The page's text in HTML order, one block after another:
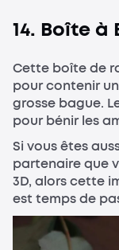
14. Boîte
Cette boîte de
pour contenir
grosse bague.
pour bénir les
Si vous êtes
partenaire que
3D, alors cette
est temps de